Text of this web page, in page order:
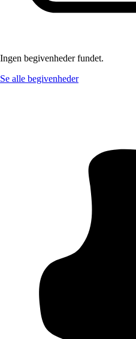
Ingen begivenheder fundet.
Se alle begivenheder